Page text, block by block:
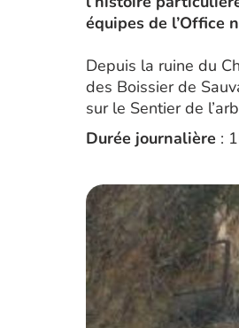
équipes de l’Office
Depuis la ruine du
des Boissier de
sur le Sentier de
Durée journalière :